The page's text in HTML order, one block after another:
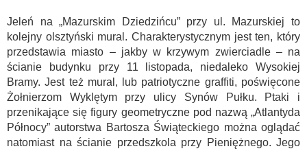
Jeleń na „Mazurskim Dziedzińcu” przy ul. Mazurskiej to
kolejny olsztyński mural. Charakterystycznym jest ten, który
przedstawia miasto – jakby w krzywym zwierciadle – na
ścianie budynku przy 11 listopada, niedaleko Wysokiej
Bramy. Jest też mural, lub patriotyczne graffiti, poświęcone
Żołnierzom Wyklętym przy ulicy Synów Pułku. Ptaki i
przenikające się figury geometryczne pod nazwą „Atlantyda
Północy” autorstwa Bartosza Świąteckiego można oglądać
natomiast na ścianie przedszkola przy Pieniężnego. Jego